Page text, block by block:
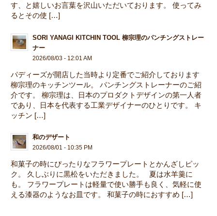
す、と嬉しいお言葉を沢山いただいております。 使ってみ
るとその使 […]
SORI YANAGI KITCHIN TOOL 柳宗理のパンチングストレー
ナー
2026/08/03 - 12:01 AM
パディーズが開店した当時より定番でご紹介しております
柳宗理のキッチンツール。 パンチングストレーナーのご紹
介です。 柳宗理は、日本のプロダクトデザインの第一人者
であり、日本を代表する工業デザイナーのひとりです。 キ
ッチン […]
和のデザート
2026/08/01 - 10:35 PM
和菓子の時にぴったりなフラワープレートとかんざしピッ
ク。 久しぶりに黒松をいただきました。 夏は水羊羹に
も。 フラワープレートは軽量で使い勝手も良く、気軽に使
える漆器のようなお皿です。 和菓子の時におすすめ […]